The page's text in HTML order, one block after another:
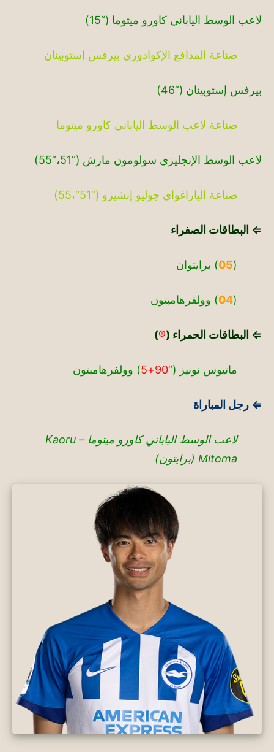
لاعب الوسط الياباني كاورو ميتوما (“15)
صناعة المدافع الإكوادوري بيرفس إستوبينان
بيرفس إستوبينان (“46)
صناعة لاعب الوسط الياباني كاورو ميتوما
لاعب الوسط الإنجليزي سولومون مارش (“51،”55)
صناعة الباراغواي جوليو إنشيزو (“51″،55)
⇐ البطاقات الصفراء
(
05) برايتوان
(
04) وولفرهامبتون
⇐ البطاقات الحمراء (®
)
ماتيوس نونيز (“90+5 ) وولفرهامبتون
⇐ رجل المباراة
لاعب الوسط الياباني كاورو ميتوما – Kaoru
Mitoma (برايتون)